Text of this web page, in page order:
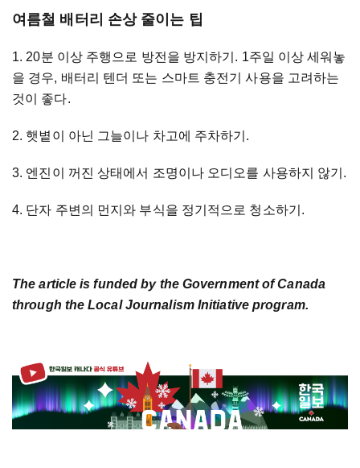
여름철 배터리 손상 줄이는 팁
1. 20분 이상 주행으로 방전을 방지하기. 1주일 이상 세워놓
을 경우, 배터리 텐더 또는 스마트 충전기 사용을 고려하는
것이 좋다.
2. 햇볕이 아닌 그늘이나 차고에 주차하기.
3. 엔진이 꺼진 상태에서 조명이나 오디오를 사용하지 않기.
4. 단자 주변의 먼지와 부식을 정기적으로 청소하기.
The article is funded by the Government of Canada
through the Local Journalism Initiative program.